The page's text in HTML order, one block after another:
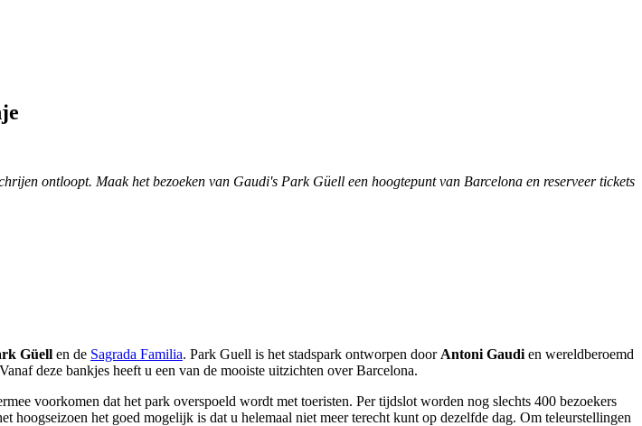
ontloopt. Maak het bezoeken van Gaudi's Park Güell een hoogtepunt van Barcelona en reserveer tickets
Güell en de Sagrada Familia. Park Guell is het stadspark ontworpen door Antoni Gaudi en wereldberoemd
deze bankjes heeft u een van de mooiste uitzichten over Barcelona.
voorkomen dat het park overspoeld wordt met toeristen. Per tijdslot worden nog slechts 400 bezoekers
het goed mogelijk is dat u helemaal niet meer terecht kunt op dezelfde dag. Om teleurstellingen